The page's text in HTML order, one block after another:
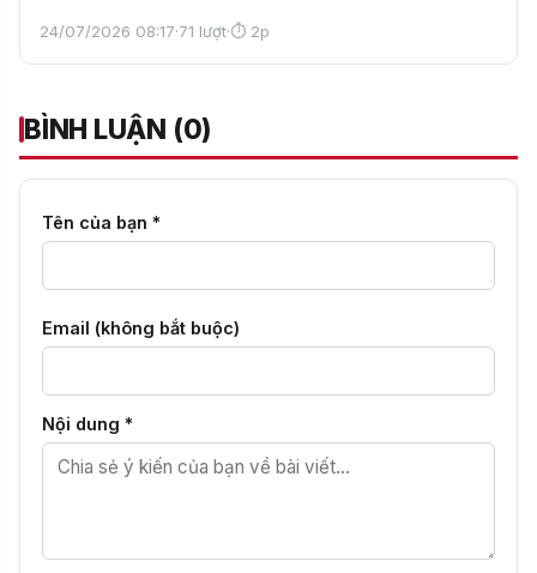
24/07/2026 08:17·71 lượt·⏱ 2p
BÌNH LUẬN (0)
Tên của bạn *
Email (không bắt buộc)
Nội dung *